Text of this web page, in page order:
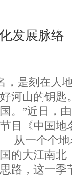
发展脉络
刻在大地
河山的钥匙
。”近日，
目《中国地
一个个地
的大江南北
路，这一季